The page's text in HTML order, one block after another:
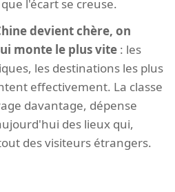
l'écart se creuse.
devient chère, on
monte le plus vite : les
les destinations les plus
effectivement. La classe
davantage, dépense
des lieux qui,
des visiteurs étrangers.